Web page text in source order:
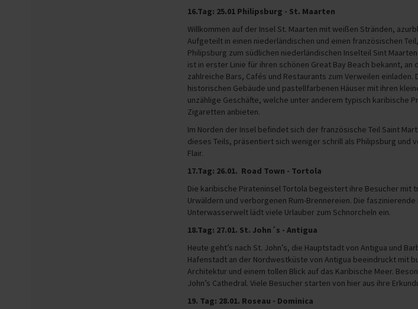
16.Tag: 25.01 Philipsburg - St. Maarten
Willkommen auf der Insel St. Maarten mit weißen Stränden,
Aufgeteilt in einen niederländischen und einen französischen
Philipsburg zum südlichen niederländischen Inselteil Sint
ist in erster Linie für ihren schönen Great Bay Beach bekannt, an
zahlreiche Bars, Cafés und Restaurants zum Verweilen einladen.
historischen Gebäude und pastellfarbenen Häuser mit ihren
unzählige Geschäfte, welche unter anderem typisch karibische
Zigaretten anbieten.
Im Norden der Insel befindet sich der französische Teil Saint
dieses Teils, präsentiert sich weniger schrill als Philipsburg und
Flair.
17.Tag: 26.01. Road Town - Tortola
Die karibische Pirateninsel Tortola begeistert ihre Besucher mit
Urwäldern und verborgenen Rum-Brennereien. Die
Unterwasserwelt lädt viele Urlauber zum Schnorcheln ein.
18.Tag: 27.01. St. John´s - Antigua
Heute geht’s nach St. John’s, die Hauptstadt von Antigua und
Hafenstadt an der Nordwestküste von Antigua beeindruckt mit
Architektur und einem tollen Blick auf das Karibische Meer.
John’s Cathedral. Viele Besucher starten von hier aus ihre
19. Tag: 28.01. Roseau - Dominica